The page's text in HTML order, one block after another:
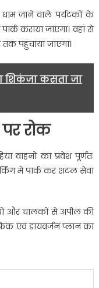
धाम जाने वाले पर्यटकों के
कराया जाएगा। वहां से
पहुंचाया जाएगा।
शिकंजा कसता जा
पर रोक
वाहनों का प्रवेश पूर्णतः
में पार्क कर शटल सेवा
और चालकों से अपील की
एवं डायवर्जन प्लान का